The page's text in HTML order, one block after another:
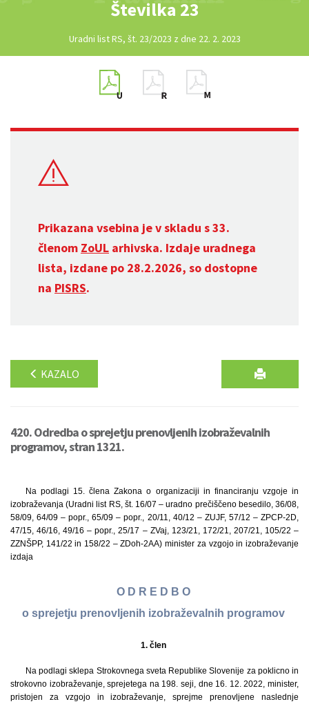
Številka 23
Uradni list RS, št. 23/2023 z dne 22. 2. 2023
Prikazana vsebina je v skladu s 33.
členom ZoUL arhivska. Izdaje uradnega
lista, izdane po 28.2.2026, so dostopne
na PISRS.
KAZALO
420. Odredba o sprejetju prenovljenih izobraževalnih
programov, stran 1321.
Na podlagi 15. člena Zakona o organizaciji in financiranju vzgoje in
izobraževanja (Uradni list RS, št. 16/07 – uradno prečiščeno besedilo, 36/08,
58/09, 64/09 – popr., 65/09 – popr., 20/11, 40/12 – ZUJF, 57/12 – ZPCP-2D,
47/15, 46/16, 49/16 – popr., 25/17 – ZVaj, 123/21, 172/21, 207/21, 105/22 –
ZZNŠPP, 141/22 in 158/22 – ZDoh-2AA) minister za vzgojo in izobraževanje
izdaja
O D R E D B O
o sprejetju prenovljenih izobraževalnih programov
1. člen
Na podlagi sklepa Strokovnega sveta Republike Slovenije za poklicno in
strokovno izobraževanje, sprejetega na 198. seji, dne 16. 12. 2022, minister,
pristojen za vzgojo in izobraževanje, sprejme prenovljene naslednje